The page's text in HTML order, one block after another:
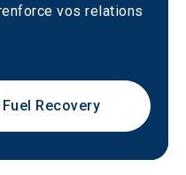
vos relations
Recovery